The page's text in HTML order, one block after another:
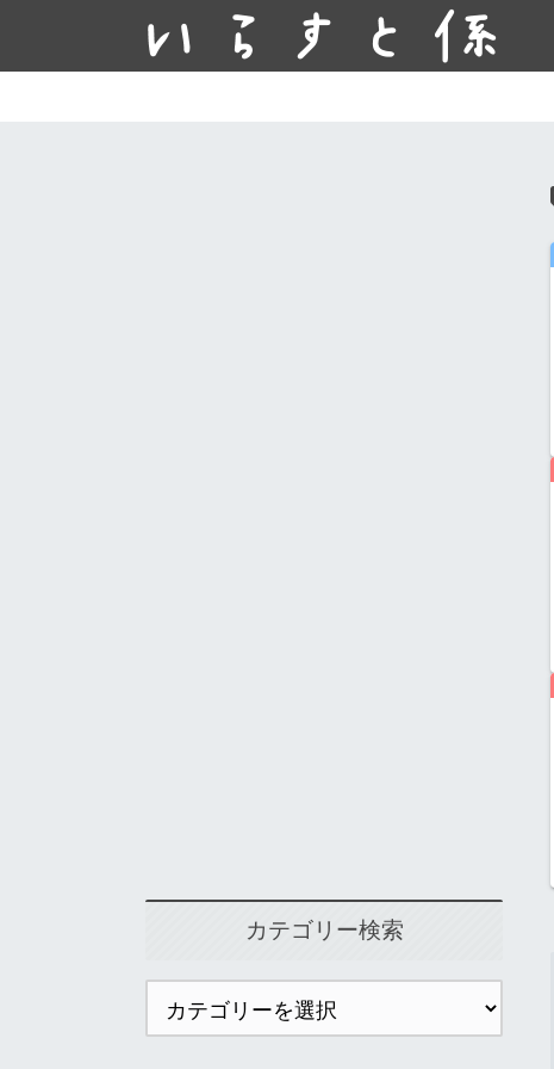
カテゴリー検索